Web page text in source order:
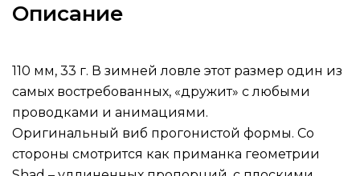
Описание
110 мм, 33 г. В зимней ловле этот размер один из
самых востребованных, «дружит» с любыми
проводками и анимациями.
Оригинальный виб прогонистой формы. Со
стороны смотрится как приманка геометрии